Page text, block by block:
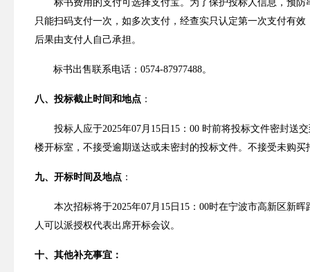
标书费用的支付可选择支付宝。为了保护投标人信息，预
只能扫码支付一次，如多次支付，经查实只认定第一次支付有
后果由支付人自己承担。
标书出售联系电话：0574-87977488。
八、投标截止时间和地点 ：
投标人应于2025年07月 15 日 15 ： 00 时前将投标文件密封送
楼开标室，不接受逾期送达或未密封的投标文件。不接受未购买
九、开标时间及地点 ：
本次招标将于2025年07月 15 日 15 ： 00时在宁波市高新区新晖
人可以派授权代表出席开标会议。
十、 其他补充事宜：